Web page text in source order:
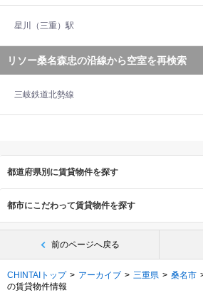
星川（三重）駅
リソー桑名森忠の沿線から空室を再検索
三岐鉄道北勢線
都道府県別に賃貸物件を探す
都市にこだわって賃貸物件を探す
前のページへ戻る
CHINTAIトップ アーカイブ 三重県 桑名市
の賃貸物件情報